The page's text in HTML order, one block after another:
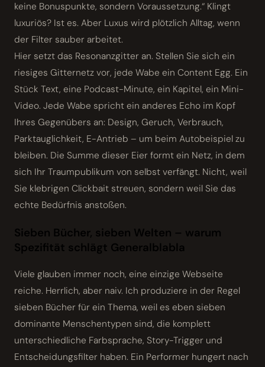
keine Bonuspunkte, sondern Voraussetzung.“ Klingt
luxuriös? Ist es. Aber Luxus wird plötzlich Alltag, wenn
der Filter sauber arbeitet.
Hier setzt das Resonanzgitter an. Stellen Sie sich ein
riesiges Gitternetz vor, jede Wabe ein Content Egg. Ein
Stück Text, eine Podcast-Minute, ein Kapitel, ein Mini-
Video. Jede Wabe spricht ein anderes Echo im Kopf
Ihres Gegenübers an: Design, Geruch, Verbrauch,
Parktauglichkeit, E-Antrieb – um beim Autobeispiel zu
bleiben. Die Summe dieser Eier formt ein Netz, in dem
sich Ihr Traumpublikum von selbst verfängt. Nicht, weil
Sie klebrigen Clickbait streuen, sondern weil Sie das
echte Bedürfnis anstoßen.
Sieben Bücher, sieben Welten – warum
Spezifität schlägt General­blabla
Viele glauben immer noch, eine einzige Webseite
reiche. Herrlich, aber naiv. Ich produziere in der Regel
sieben Bücher für ein Thema, weil es eben sieben
dominante Menschentypen sind, die komplett
unterschiedliche Farbsprache, Story-Trigger und
Entscheidungsfilter haben. Ein Performer hungert nach